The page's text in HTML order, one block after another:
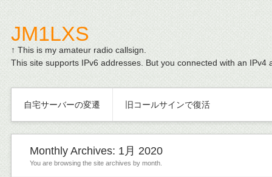
JM1LXS
↑ This is my amateur radio callsign.
This site supports IPv6 addresses. But you connected with an
自宅サーバーの変遷 旧コールサインで復活
Monthly Archives: 1月 2020
You are browsing the site archives by month.